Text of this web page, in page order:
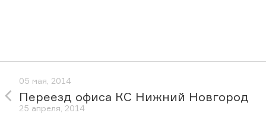
05 мая, 2014
Переезд офиса КС Нижний Новгород
25 апреля, 2014